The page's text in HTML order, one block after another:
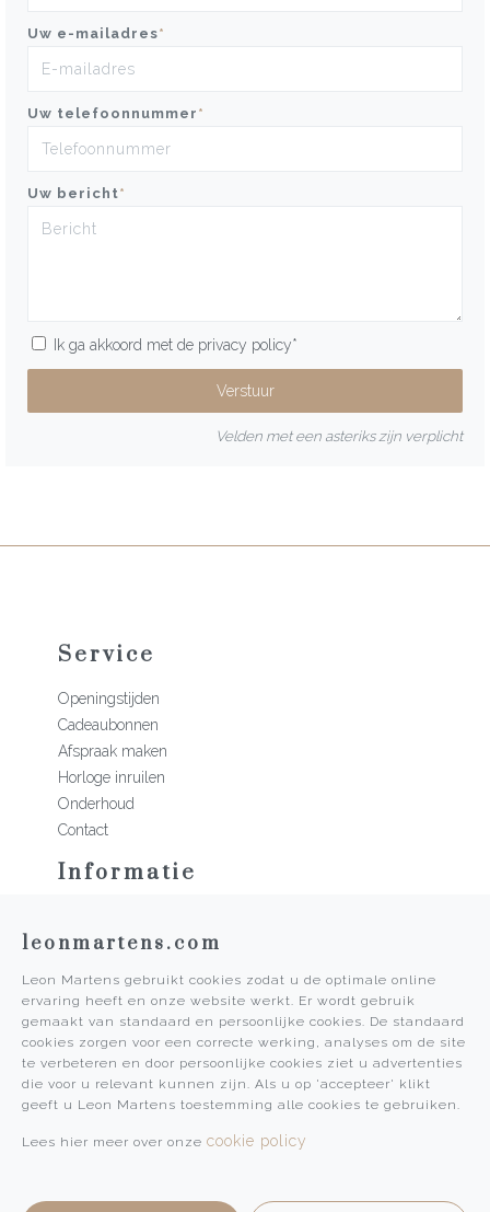
Uw e-mailadres*
Uw telefoonnummer *
Uw bericht*
Ik ga akkoord met de privacy policy*
Velden met een asteriks zijn verplicht
Service
Openingstijden
Cadeaubonnen
Afspraak maken
Horloge inruilen
Onderhoud
Contact
Informatie
Historie
Algemene voorwaarden
Privacy Policy
Pers
Leon Martens
Leon Martens Juwelier
leonmartens.com
Leon Martens gebruikt cookies zodat u de optimale online
ervaring heeft en onze website werkt. Er wordt gebruik
gemaakt van standaard en persoonlijke cookies. De standaard
cookies zorgen voor een correcte werking, analyses om de site
te verbeteren en door persoonlijke cookies ziet u advertenties
die voor u relevant kunnen zijn. Als u op 'accepteer' klikt
geeft u Leon Martens toestemming alle cookies te gebruiken.
Lees hier meer over onze cookie policy